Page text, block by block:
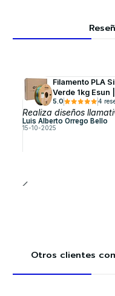
Filamento PLA
Verde 1kg Esun
5.0 4
Realiza diseños
Luis Alberto Orrego Bello
15-10-2025
Otros clientes